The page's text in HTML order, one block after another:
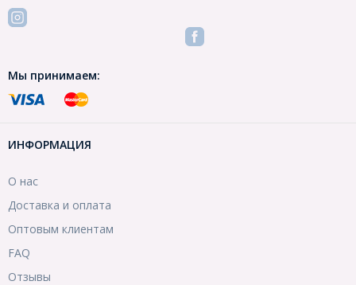
Мы принимаем:
ИНФОРМАЦИЯ
О нас
Доставка и оплата
Оптовым клиентам
FAQ
Отзывы